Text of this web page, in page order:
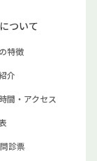
ついて
特徴
介
間・アクセス
診票